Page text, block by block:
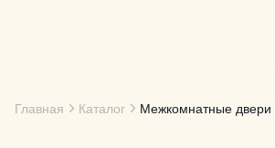
Главная Каталог Межкомнатные двери